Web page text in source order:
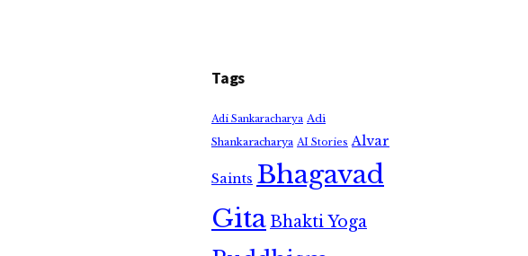
Tags
Adi Sankaracharya Adi
Shankaracharya AI Stories Alvar
Saints Bhagavad
GitaBhakti Yoga